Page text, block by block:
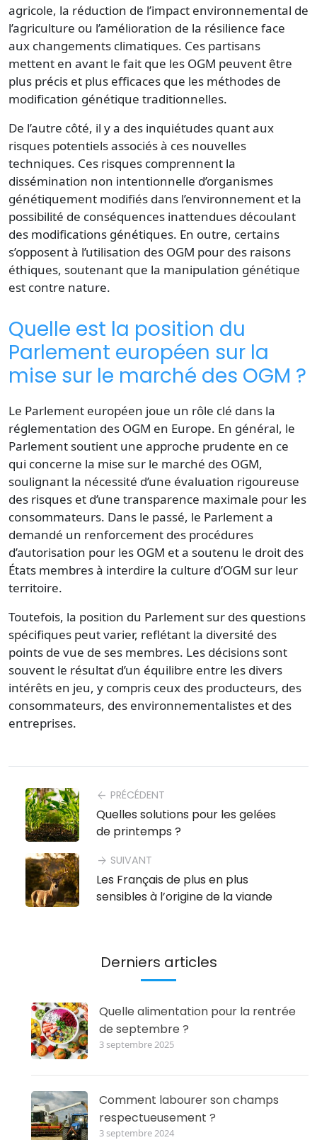
agricole, la réduction de l’impact environnemental de
l’agriculture ou l’amélioration de la résilience face
aux changements climatiques. Ces partisans
mettent en avant le fait que les OGM peuvent être
plus précis et plus efficaces que les méthodes de
modification génétique traditionnelles.
De l’autre côté, il y a des inquiétudes quant aux
risques potentiels associés à ces nouvelles
techniques. Ces risques comprennent la
dissémination non intentionnelle d’organismes
génétiquement modifiés dans l’environnement et la
possibilité de conséquences inattendues découlant
des modifications génétiques. En outre, certains
s’opposent à l’utilisation des OGM pour des raisons
éthiques, soutenant que la manipulation génétique
est contre nature.
Quelle est la position du
Parlement européen sur la
mise sur le marché des OGM ?
Le Parlement européen joue un rôle clé dans la
réglementation des OGM en Europe. En général, le
Parlement soutient une approche prudente en ce
qui concerne la mise sur le marché des OGM,
soulignant la nécessité d’une évaluation rigoureuse
des risques et d’une transparence maximale pour les
consommateurs. Dans le passé, le Parlement a
demandé un renforcement des procédures
d’autorisation pour les OGM et a soutenu le droit des
États membres à interdire la culture d’OGM sur leur
territoire.
Toutefois, la position du Parlement sur des questions
spécifiques peut varier, reflétant la diversité des
points de vue de ses membres. Les décisions sont
souvent le résultat d’un équilibre entre les divers
intérêts en jeu, y compris ceux des producteurs, des
consommateurs, des environnementalistes et des
entreprises.
arrow_back PRÉCÉDENT
Quelles solutions pour les gelées
de printemps ?
arrow_forward SUIVANT
Les Français de plus en plus
sensibles à l’origine de la viande
Derniers articles
Quelle alimentation pour la rentrée
de septembre ?
3 septembre 2025
Comment labourer son champs
respectueusement ?
3 septembre 2024